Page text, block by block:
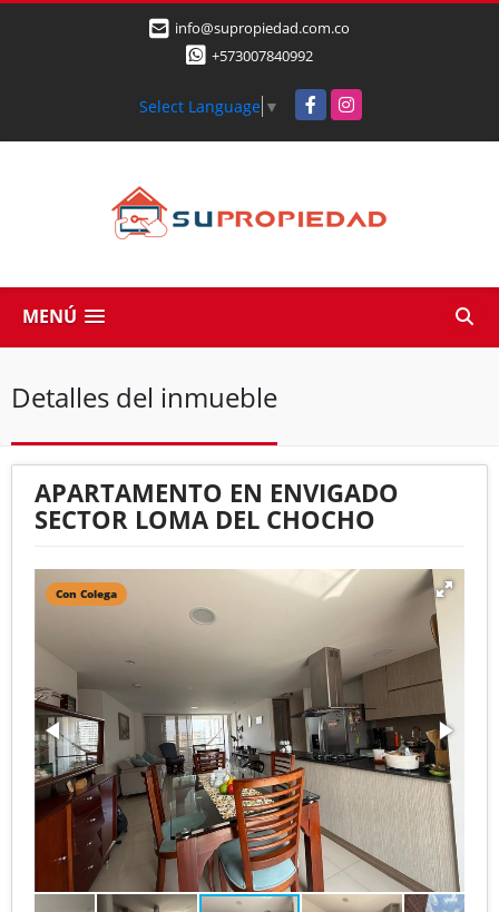
info@supropiedad.com.co
+573007840992
Select Language ▼ FacebookInstagram
MENÚ
Detalles del inmueble
APARTAMENTO EN ENVIGADO
SECTOR LOMA DEL CHOCHO
Con Colega